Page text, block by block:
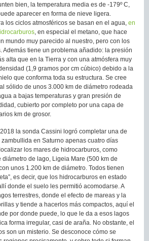
bien, la temperatura media es de -179º C,
aparecer en forma de nieve ligera.
los ciclos atmosféricos se basan en el agua, en
, en especial el metano, que hace
mundo muy parecido al nuestro, pero con los
Además tiene un problema añadido: la presión
alta que en la Tierra y con una atmósfera muy
(1,9 gramos por cm cúbico) debido a la
que conforma toda su estructura. Se cree
sólido de unos 3.000 km de diámetro rodeada
a bajas temperaturas y gran presión de
cubierto por completo por una capa de
km de grosor.
la sonda Cassini logró completar una de
en Saturno apenas cuatro días
los mares de hidrocarburos, como
diámetro de lago, Ligeia Mare (500 km de
unos 1.200 km de diámetro. Todos tienen
es decir, que los hidrocarburos en estado
donde el suelo les permitió acomodarse. A
terrestres, donde el efecto de mareas y la
y tiende a hacerlos más compactos, aquí el
por donde puede, lo que le da a esos lagos
forma irregular, casi de araña. No obstante, el
son un misterio. Se desconoce cómo se